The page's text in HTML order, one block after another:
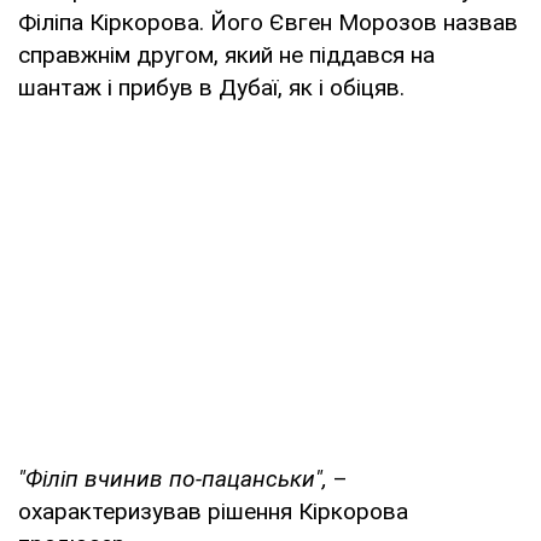
Філіпа Кіркорова. Його Євген Морозов назвав
справжнім другом, який не піддався на
шантаж і прибув в Дубаї, як і обіцяв.
"Філіп вчинив по-пацанськи", –
охарактеризував рішення Кіркорова